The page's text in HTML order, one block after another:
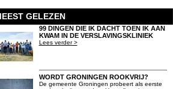
GELEZEN
99 DINGEN DIE IK DACHT TOEN IK AAN
KWAM IN DE VERSLAVINGSKLINIEK
Lees verder >
WORDT GRONINGEN ROOKVRIJ?
De gemeente Groningen probeert als eerste